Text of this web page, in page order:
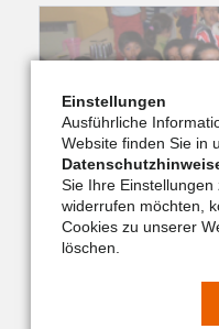
Changuito
Kinderhort
Einstellungen
Ausführliche
Website finden Sie in
Sie Ihre
widerrufen möchten,
Cookies zu unserer
löschen.